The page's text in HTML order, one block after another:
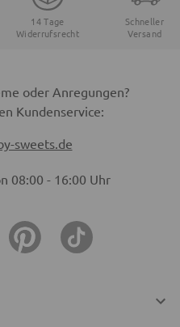
14 Tage
Widerrufsrecht
Schneller
Versand
oder Anregungen?
Kundenservice:
sweets.de
08:00 - 16:00 Uhr